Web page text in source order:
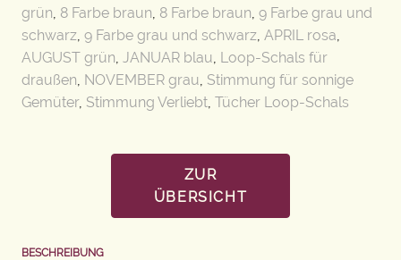
grün 8 Farbe braun 8 Farbe braun 9 Farbe grau und
schwarz 9 Farbe grau und schwarz APRIL rosa
AUGUST grün JANUAR blau Loop-Schals für
draußen NOVEMBER grau Stimmung für sonnige
Gemüter, Stimmung Verliebt Tücher Loop-Schals
ZUR
ÜBERSICHT
BESCHREIBUNG